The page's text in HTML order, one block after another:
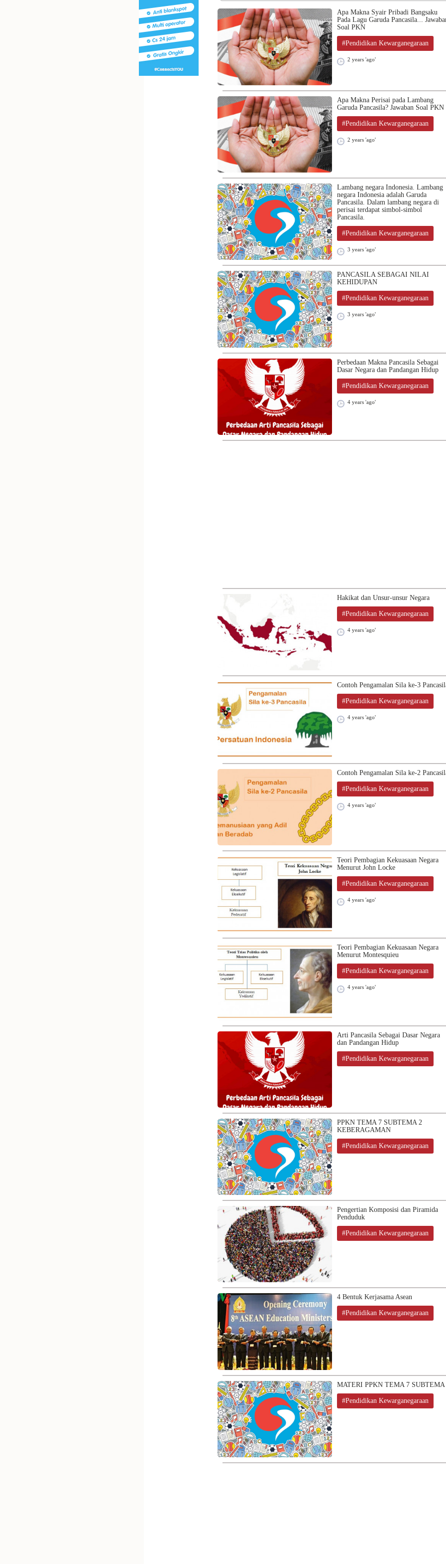
Apa Makna Syair Pribadi Bangsaku
Pada Lagu Garuda Pancasila...
Soal PKN
#Pendidikan Kewarganegaraan
2 years 'ago'
Apa Makna Perisai pada Lambang
Garuda Pancasila? Jawaban Soal PKN
#Pendidikan Kewarganegaraan
2 years 'ago'
Lambang negara Indonesia. Lambang
negara Indonesia adalah Garuda
Pancasila. Dalam lambang negara di
perisai terdapat simbol-simbol
Pancasila.
#Pendidikan Kewarganegaraan
3 years 'ago'
PANCASILA SEBAGAI NILAI
KEHIDUPAN
#Pendidikan Kewarganegaraan
3 years 'ago'
Perbedaan Makna Pancasila Sebagai
Dasar Negara dan Pandangan Hidup
#Pendidikan Kewarganegaraan
4 years 'ago'
Hakikat dan Unsur-unsur Negara
#Pendidikan Kewarganegaraan
4 years 'ago'
Contoh Pengamalan Sila ke-3
#Pendidikan Kewarganegaraan
4 years 'ago'
Contoh Pengamalan Sila ke-2
#Pendidikan Kewarganegaraan
4 years 'ago'
Teori Pembagian Kekuasaan Negara
Menurut John Locke
#Pendidikan Kewarganegaraan
4 years 'ago'
Teori Pembagian Kekuasaan Negara
Menurut Montesquieu
#Pendidikan Kewarganegaraan
4 years 'ago'
Arti Pancasila Sebagai Dasar Negara
dan Pandangan Hidup
#Pendidikan Kewarganegaraan
PPKN TEMA 7 SUBTEMA 2
KEBERAGAMAN
#Pendidikan Kewarganegaraan
Pengertian Komposisi dan Piramida
Penduduk
#Pendidikan Kewarganegaraan
4 Bentuk Kerjasama Asean
#Pendidikan Kewarganegaraan
MATERI PPKN TEMA 7 SUBTEMA
#Pendidikan Kewarganegaraan